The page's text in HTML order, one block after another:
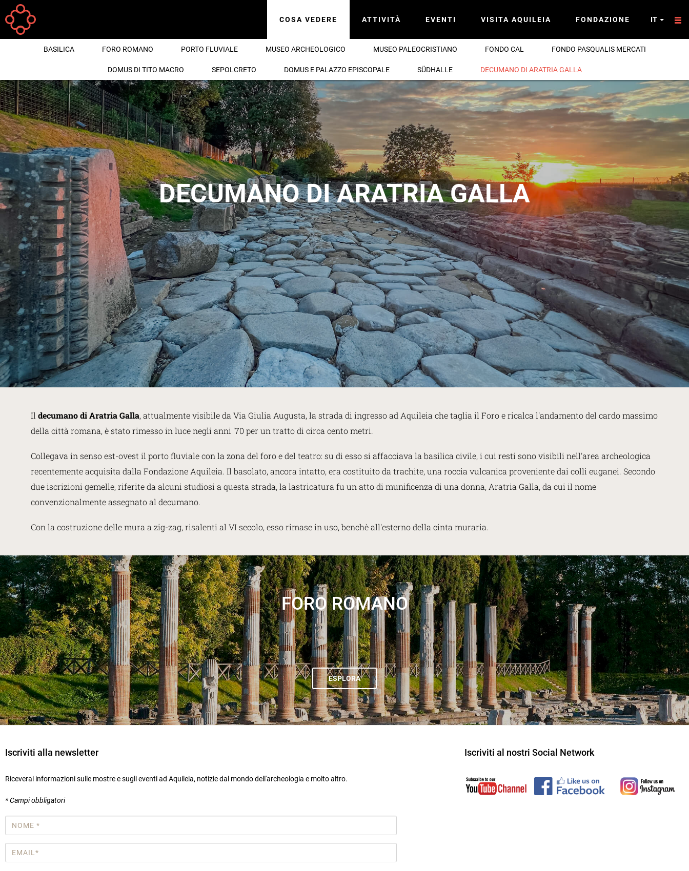
Salta al contenuto principale
COSA VEDERE ATTIVITÀ EVENTI VISITA AQUILEIA FONDAZIONE IT
BASILICA FORO ROMANO PORTO FLUVIALE MUSEO ARCHEOLOGICO MUSEO PALEOCRISTIANO FONDO CAL FONDO PASQUALIS MERCATI
DOMUS DI TITO MACRO SEPOLCRETO DOMUS E PALAZZO EPISCOPALE SÜDHALLE DECUMANO DI ARATRIA GALLA
DECUMANO DI ARATRIA GALLA
Il decumano di Aratria Galla, attualmente visibile da Via Giulia Augusta, la strada di ingresso ad Aquileia che taglia il Foro e ricalca l'andamento del cardo massimo
della città romana, è stato rimesso in luce negli anni '70 per un tratto di circa cento metri.
Collegava in senso est-ovest il porto fluviale con la zona del foro e del teatro: su di esso si affacciava la basilica civile, i cui resti sono visibili nell'area archeologica
recentemente acquisita dalla Fondazione Aquileia. Il basolato, ancora intatto, era costituito da trachite, una roccia vulcanica proveniente dai colli euganei. Secondo
due iscrizioni gemelle, riferite da alcuni studiosi a questa strada, la lastricatura fu un atto di munificenza di una donna, Aratria Galla, da cui il nome
convenzionalmente assegnato al decumano.
Con la costruzione delle mura a zig-zag, risalenti al VI secolo, esso rimase in uso, benchè all'esterno della cinta muraria.
FORO ROMANO
ESPLORA
Iscriviti alla newsletter
Riceverai informazioni sulle mostre e sugli eventi ad Aquileia, notizie dal mondo dell'archeologia e molto altro.
* Campi obbligatori
Nome
*
Email
*
Iscriviti al nostri Social Network